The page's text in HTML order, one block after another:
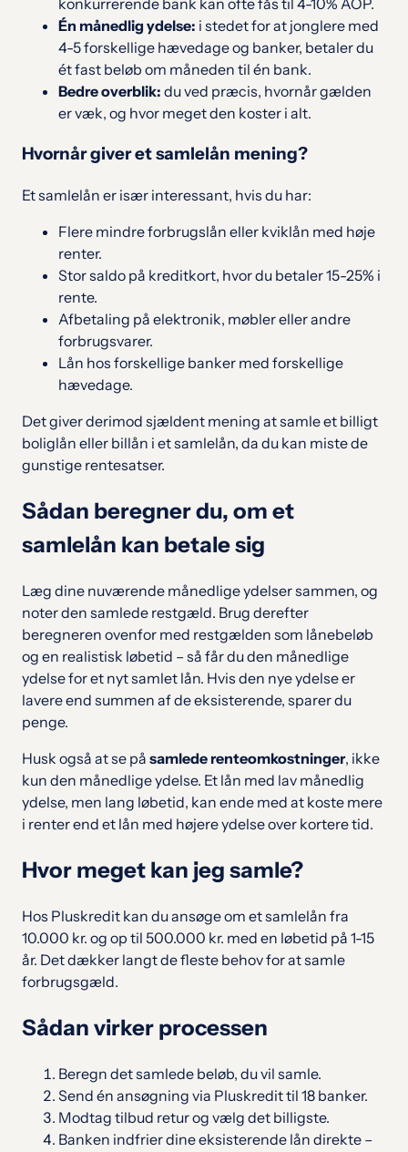
Én månedlig ydelse: i stedet for at jonglere med
4-5 forskellige hævedage og banker, betaler du
ét fast beløb om måneden til én bank.
Bedre overblik: du ved præcis, hvornår gælden
er væk, og hvor meget den koster i alt.
Hvornår giver et samlelån mening?
Et samlelån er især interessant, hvis du har:
Flere mindre forbrugslån eller kviklån med høje
renter.
Stor saldo på kreditkort, hvor du betaler 15-25% i
rente.
Afbetaling på elektronik, møbler eller andre
forbrugsvarer.
Lån hos forskellige banker med forskellige
hævedage.
Det giver derimod sjældent mening at samle et billigt
boliglån eller billån i et samlelån, da du kan miste de
gunstige rentesatser.
Sådan beregner du, om et
samlelån kan betale sig
Læg dine nuværende månedlige ydelser sammen, og
noter den samlede restgæld. Brug derefter
beregneren ovenfor med restgælden som lånebeløb
og en realistisk løbetid – så får du den månedlige
ydelse for et nyt samlet lån. Hvis den nye ydelse er
lavere end summen af de eksisterende, sparer du
penge.
Husk også at se på samlede renteomkostninger, ikke
kun den månedlige ydelse. Et lån med lav månedlig
ydelse, men lang løbetid, kan ende med at koste mere
i renter end et lån med højere ydelse over kortere tid.
Hvor meget kan jeg samle?
Hos Pluskredit kan du ansøge om et samlelån fra
10.000 kr. og op til 500.000 kr. med en løbetid på 1-15
år. Det dækker langt de fleste behov for at samle
forbrugsgæld.
Sådan virker processen
Beregn det samlede beløb, du vil samle.
Send én ansøgning via Pluskredit til 18 banker.
Modtag tilbud retur og vælg det billigste.
Banken indfrier dine eksisterende lån direkte –